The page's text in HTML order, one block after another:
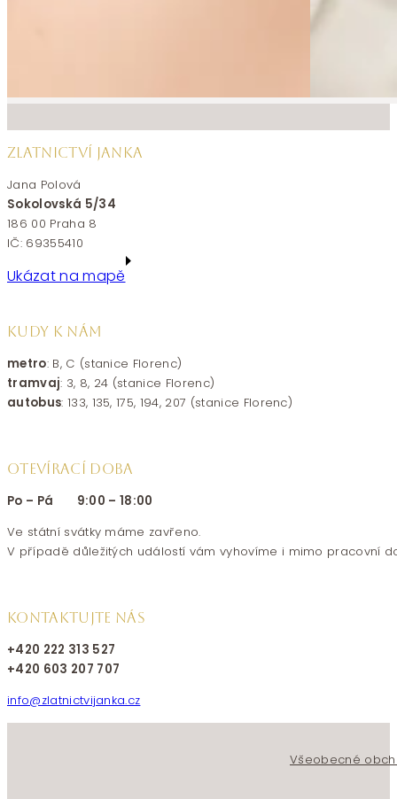
ZLATNICTVÍ JANKA
Jana Polová
Sokolovská 5/34
186 00 Praha 8
IČ: 69355410
Ukázat na mapě
KUDY K NÁM
metro: B, C (stanice Florenc)
tramvaj: 3, 8, 24 (stanice Florenc)
autobus: 133, 135, 175, 194, 207 (stanice Florenc)
OTEVÍRACÍ DOBA
Po – Pá 9:00 – 18:00
Ve státní svátky máme zavřeno.
V případě důležitých událostí vám vyhovíme i mimo pracovní
KONTAKTUJTE NÁS
+420 222 313 527
+420 603 207 707
info@zlatnictvijanka.cz
Všeobecné